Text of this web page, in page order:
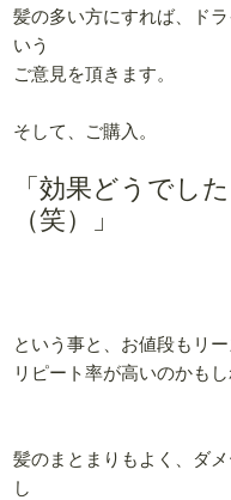
髪の多い方にすれば、ド
いう
ご意見を頂きます。
そして、ご購入。
「効果どうでし
（笑）」
という事と、お値段もリ
リピート率が高いのかもし
髪のまとまりもよく、ダ
し